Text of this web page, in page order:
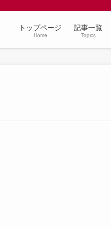
トップページ
Home
記事一覧
Topics